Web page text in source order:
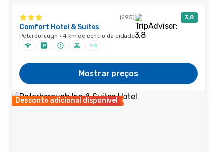
(295) 3,8
Comfort Hotel & Suites
Peterborough · 4 km de centro da cidade
Mostrar preços
Desconto adicional disponível